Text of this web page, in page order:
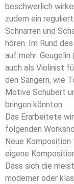
beschwerlich
zudem ein
Schnarren und
hören. Im Rund
auf mehr.
auch als Violinist
den Sängern, wie
Motive Schubert
bringen könnten.
Das Erarbeitete
folgenden
Neue
eigene
Dass sich die
moderner oder